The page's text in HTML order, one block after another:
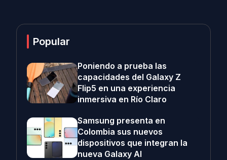
Popular
Poniendo a prueba las
capacidades del Galaxy Z
Flip5 en una experiencia
inmersiva en Río Claro
Samsung presenta en
Colombia sus nuevos
dispositivos que integran la
nueva Galaxy AI